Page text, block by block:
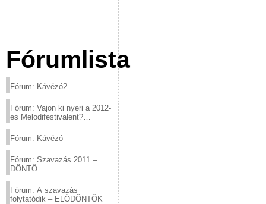
Fórumlista
Fórum: Kávézó2
Fórum: Vajon ki nyeri a 2012-
es Melodifestivalent?
Fórum: Kávézó
Fórum: Szavazás 2011 –
DÖNTŐ
Fórum: A szavazás
folytatódik – ELŐDÖNTŐK